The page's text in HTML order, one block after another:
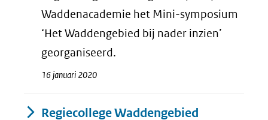
Waddenacademie het Mini-symposium
‘Het Waddengebied bij nader inzien’
georganiseerd.
16 januari 2020
Regiecollege Waddengebied